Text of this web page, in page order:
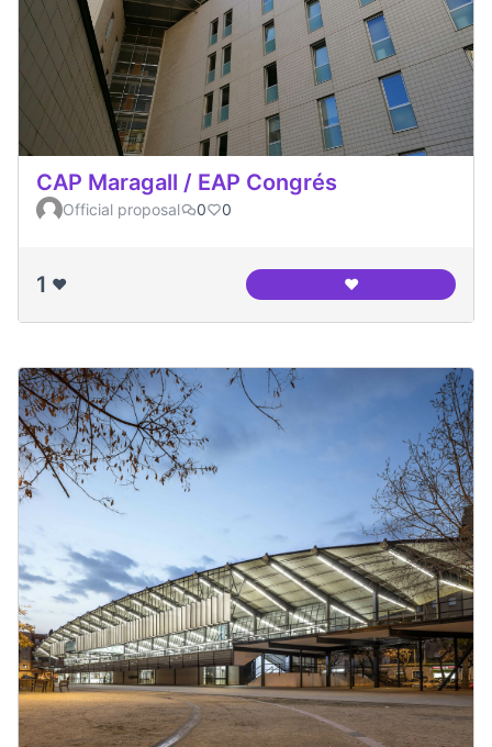
CAP Maragall / EAP Congrés
Official proposal 0 0
1 ❤️ ❤️CAP Maragall /